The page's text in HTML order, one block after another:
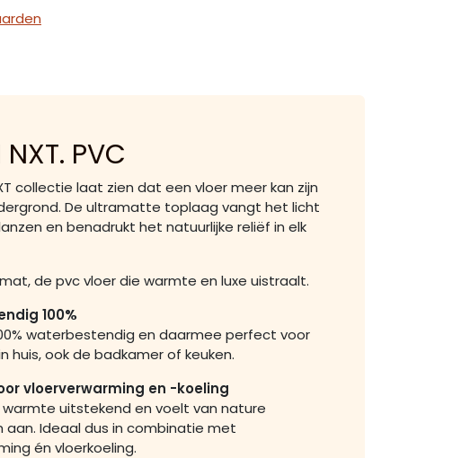
NXT. PVC
collectie laat zien dat een vloer meer kan zijn
De ultramatte toplaag vangt het licht
en benadrukt het natuurlijke reliëf in elk
de pvc vloer die warmte en luxe uistraalt.
100%
waterbestendig en daarmee perfect voor
huis, ook de badkamer of keuken.
vloerverwarming en -koeling
warmte uitstekend en voelt van nature
aan. Ideaal dus in combinatie met
én vloerkoeling.